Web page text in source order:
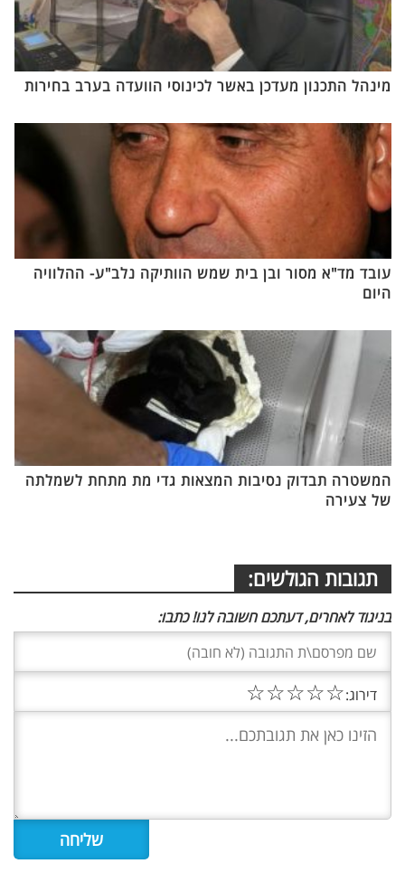
מינהל התכנון מעדכן באשר לכינוסי הוועדה בערב בחירות
עובד מד"א מסור ובן בית שמש הוותיקה נלב"ע- ההלוויה
היום
המשטרה תבדוק נסיבות המצאות גדי מת מתחת לשמלתה
של צעירה
תגובות הגולשים:
בניגוד לאחרים, דעתכם חשובה לנו! כתבו:
דירוג:☆
☆
☆
☆
☆